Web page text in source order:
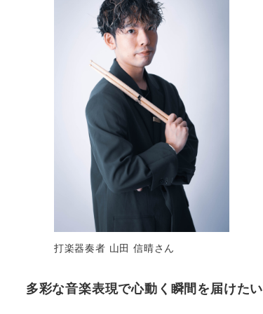
打楽器奏者 山田 信晴さん
多彩な音楽表現で心動く瞬間を届けたい